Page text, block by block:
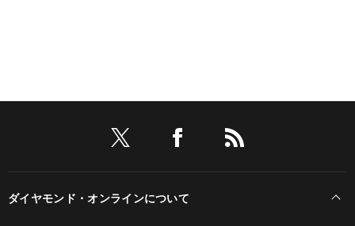
ダイヤモンド・オンラインについて